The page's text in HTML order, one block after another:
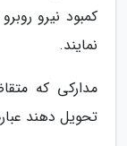
کمبود نیرو
نمایند.
مدارکی که
تحویل دهند